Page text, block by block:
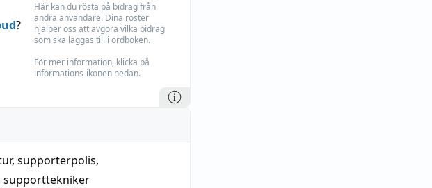
?
Här kan du rösta på bidrag från
andra användare. Dina röster
hjälper oss att avgöra vilka bidrag
som ska läggas till i ordboken.
För mer information, klicka på
informations-ikonen nedan.
, supporterpolis,
supporttekniker